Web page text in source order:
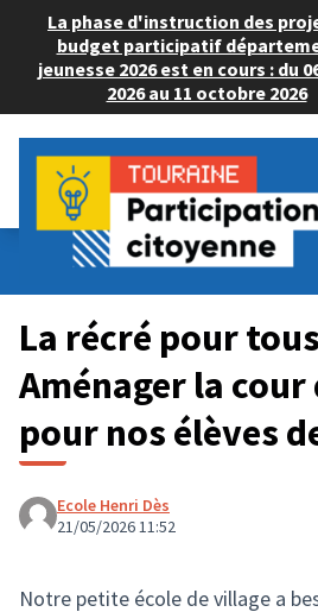
La phase d'instruction des
budget participatif
jeunesse 2026 est en cours : du
2026 au 11 octobre 2026
Budget Participatif JEUNESSE 2026
💡 Consulter les projets déposés
La récré pour
Aménager la cour
pour nos élèves
Ecole Henri Dès
21/05/2026 11:52
Notre petite école de village a